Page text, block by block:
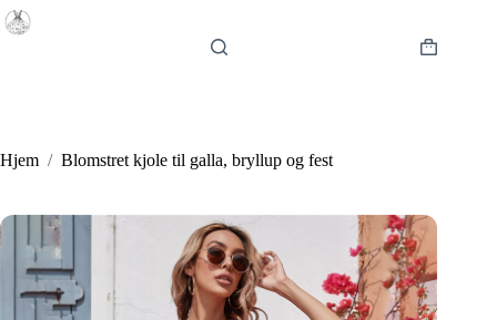
Fortsæt
til
Hjem / Blomstret kjole til galla, bryllup og fest